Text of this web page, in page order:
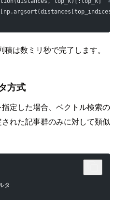
は数ミリ秒で完了します。
方式
定した場合、ベクトル検索の
れた記事群のみに対して類似
タ